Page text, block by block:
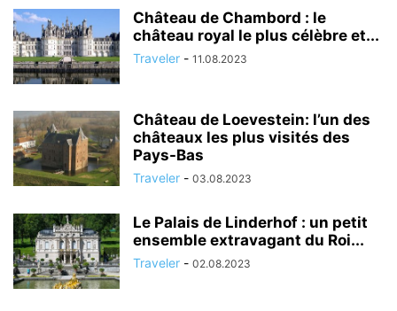
Château de Chambord : le
château royal le plus célèbre et...
Traveler - 11.08.2023
Château de Loevestein: l’un des
châteaux les plus visités des
Pays-Bas
Traveler - 03.08.2023
Le Palais de Linderhof : un petit
ensemble extravagant du Roi...
Traveler - 02.08.2023